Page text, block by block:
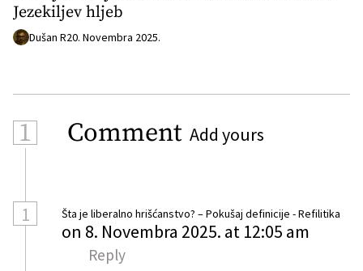
Jezekiljev hljeb
Dušan R20. Novembra 2025.
1 Comment Add yours
1 Šta je liberalno hrišćanstvo? – Pokušaj definicije - Refilitika
on 8. Novembra 2025. at 12:05 am
Reply